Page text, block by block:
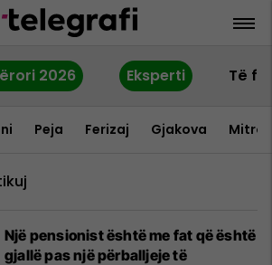
2026 Eksperti Të
Peja Ferizaj Gjakova
Një pensionist është me fat që është
gjallë pas një përballjeje të